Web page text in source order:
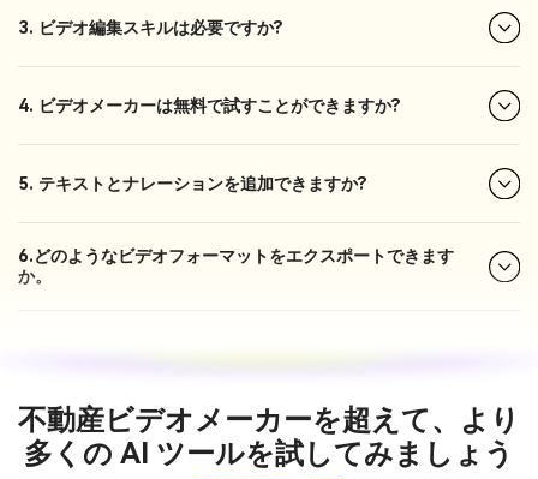
3. ビデオ編集スキルは必要ですか?
4. ビデオメーカーは無料で試すことができますか?
5. テキストとナレーションを追加できますか?
6.どのようなビデオフォーマットをエクスポートできます
か。
不動産ビデオメーカーを超えて、より
多くの AI ツールを試してみましょう